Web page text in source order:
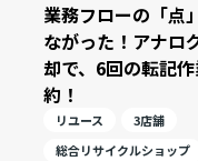
業務フローの「点
ながった！アナロ
却で、6回の転記
約！
リユース
3店舗
総合リサイクルショップ